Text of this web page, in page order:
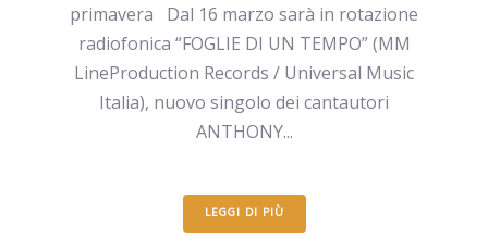
primavera Dal 16 marzo sarà in rotazione
radiofonica “FOGLIE DI UN TEMPO” (MM
LineProduction Records / Universal Music
Italia), nuovo singolo dei cantautori
ANTHONY...
LEGGI DI PIÙ